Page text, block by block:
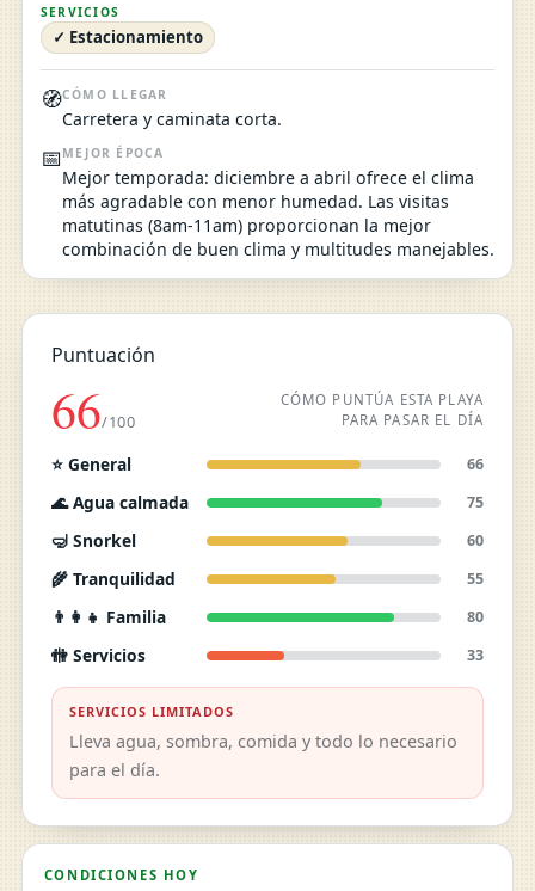
SERVICIOS
✓ Estacionamiento
🧭CÓMO LLEGAR
Carretera y caminata corta.
📅 MEJOR ÉPOCA
Mejor temporada: diciembre a abril ofrece el clima
más agradable con menor humedad. Las visitas
matutinas (8am-11am) proporcionan la mejor
combinación de buen clima y multitudes manejables.
Puntuación
66/100
CÓMO PUNTÚA ESTA PLAYA
PARA PASAR EL DÍA
⭐ General 66
🌊 Agua calmada 75
🤿 Snorkel 60
🌾 Tranquilidad 55
👨‍👩‍👧 Familia 80
🚻 Servicios 33
SERVICIOS LIMITADOS
Lleva agua, sombra, comida y todo lo necesario
para el día.
CONDICIONES HOY